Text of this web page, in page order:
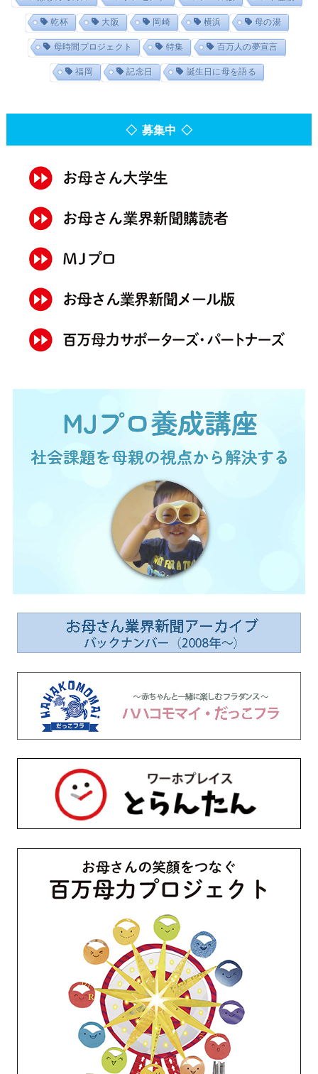
乾杯 大阪 岡崎 横浜 母の湯
母時間プロジェクト 特集 百万人の夢宣言
福岡 記念日 誕生日に母を語る
◇ 募集中 ◇